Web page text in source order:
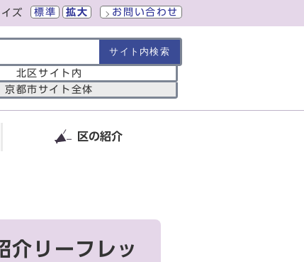
ズ 標準 拡大 お問い合わせ
北区サイト内
京都市サイト全体
区の紹介
介リーフレッ